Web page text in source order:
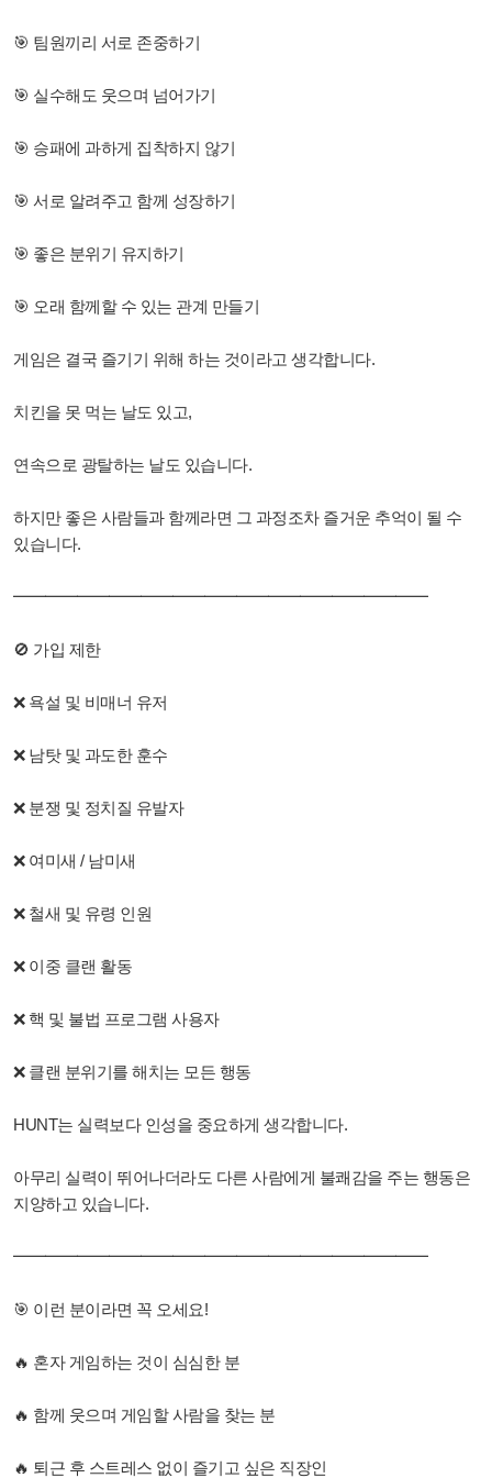
🎯 팀원끼리 서로 존중하기
🎯 실수해도 웃으며 넘어가기
🎯 승패에 과하게 집착하지 않기
🎯 서로 알려주고 함께 성장하기
🎯 좋은 분위기 유지하기
🎯 오래 함께할 수 있는 관계 만들기
게임은 결국 즐기기 위해 하는 것이라고 생각합니다.
치킨을 못 먹는 날도 있고,
연속으로 광탈하는 날도 있습니다.
하지만 좋은 사람들과 함께라면 그 과정조차 즐거운 추억이 될 수
있습니다.
━━━━━━━━━━━━━━━━━━━━━━━━━━
🚫 가입 제한
❌ 욕설 및 비매너 유저
❌ 남탓 및 과도한 훈수
❌ 분쟁 및 정치질 유발자
❌ 여미새 / 남미새
❌ 철새 및 유령 인원
❌ 이중 클랜 활동
❌ 핵 및 불법 프로그램 사용자
❌ 클랜 분위기를 해치는 모든 행동
HUNT는 실력보다 인성을 중요하게 생각합니다.
아무리 실력이 뛰어나더라도 다른 사람에게 불쾌감을 주는 행동은
지양하고 있습니다.
━━━━━━━━━━━━━━━━━━━━━━━━━━
🎯 이런 분이라면 꼭 오세요!
🔥 혼자 게임하는 것이 심심한 분
🔥 함께 웃으며 게임할 사람을 찾는 분
🔥 퇴근 후 스트레스 없이 즐기고 싶은 직장인